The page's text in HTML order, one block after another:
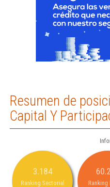
Resumen de
Capital Y
3.184
Ranking Sectorial Ranking